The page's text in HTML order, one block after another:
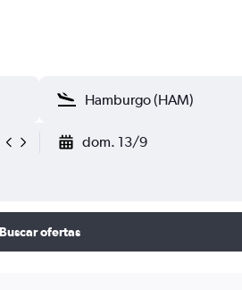
dom. 13/9
Buscar ofertas